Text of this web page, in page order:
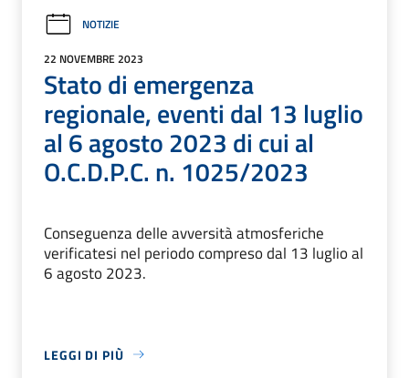
NOTIZIE
22 NOVEMBRE 2023
Stato di emergenza
regionale, eventi dal 13 luglio
al 6 agosto 2023 di cui al
O.C.D.P.C. n. 1025/2023
Conseguenza delle avversità atmosferiche
verificatesi nel periodo compreso dal 13 luglio al
6 agosto 2023.
LEGGI DI PIÙ